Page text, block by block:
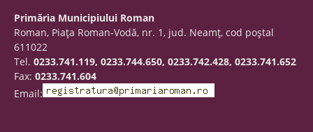
Primăria Municipiului Roman
Roman, Piaţa Roman-Vodă, nr. 1, jud. Neamţ, cod poştal
611022
Tel. 0233.741.119, 0233.744.650, 0233.742.428, 0233.741.652
Fax: 0233.741.604
Email: